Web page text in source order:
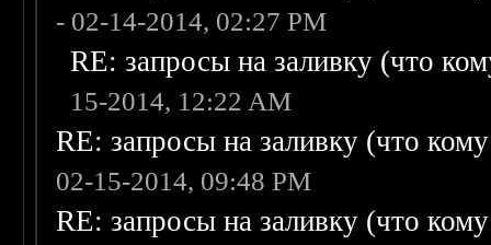
- 02-14-2014, 02:27 PM
RE: запросы на заливку (что
15-2014, 12:22 AM
RE: запросы на заливку (что
02-15-2014, 09:48 PM
RE: запросы на заливку (что